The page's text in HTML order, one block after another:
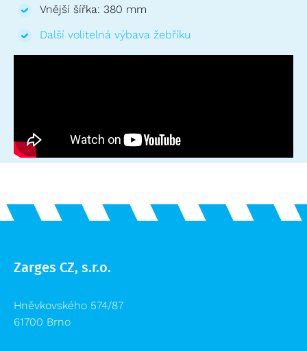
Vnější šířka: 380 mm
Další volitelná výbava žebříku
Zarges CZ, s.r.o.
Hněvkovského 574/87
61700 Brno